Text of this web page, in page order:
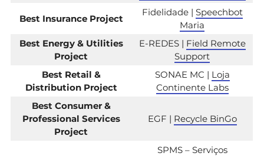
Best Insurance Project
Fidelidade | Speechbot
Maria
Best Energy & Utilities
Project
E-REDES | Field Remote
Support
Best Retail &
Distribution Project
SONAE MC | Loja
Continente Labs
Best Consumer &
Professional Services
Project
EGF | Recycle BinGo
SPMS – Serviços